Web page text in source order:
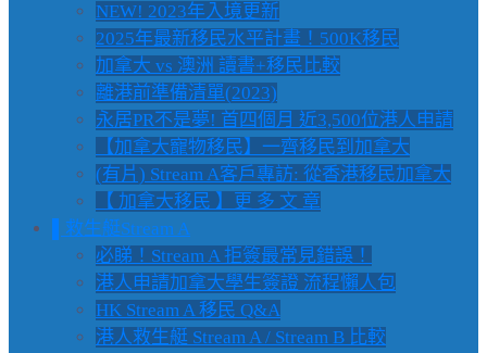
NEW! 2023年入境更新
2025年最新移民水平計畫！500K移民
加拿大 vs 澳洲 讀書+移民比較
離港前準備清單(2023)
永居PR不是夢! 首四個月 近3,500位港人申請
【加拿大寵物移民】一齊移民到加拿大
(有片) Stream A客戶專訪: 從香港移民加拿大
【 加拿大移民 】更 多 文 章
▌救生艇Stream A
必睇！Stream A 拒簽最常見錯誤！
港人申請加拿大學生簽證 流程懶人包
HK Stream A 移民 Q&A
港人救生艇 Stream A / Stream B 比較